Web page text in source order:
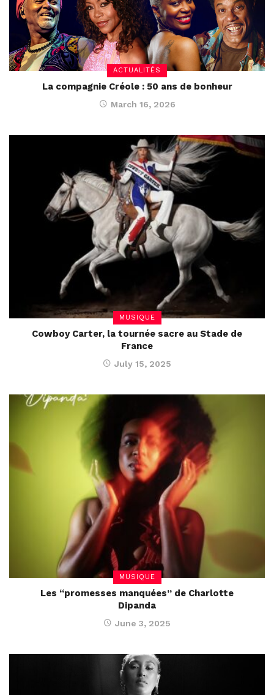
ACTUALITÉS
La compagnie Créole : 50 ans de bonheur
March 16, 2026
MUSIQUE
Cowboy Carter, la tournée sacre au Stade de
France
July 15, 2025
MUSIQUE
Les “promesses manquées” de Charlotte
Dipanda
June 3, 2025